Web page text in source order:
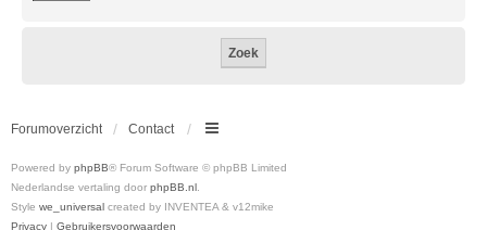
Forumoverzicht Contact
Powered by phpBB® Forum Software © phpBB Limited
Nederlandse vertaling door phpBB.nl .
Style we_universal created by INVENTEA & v12mike
Privacy
Gebruikersvoorwaarden